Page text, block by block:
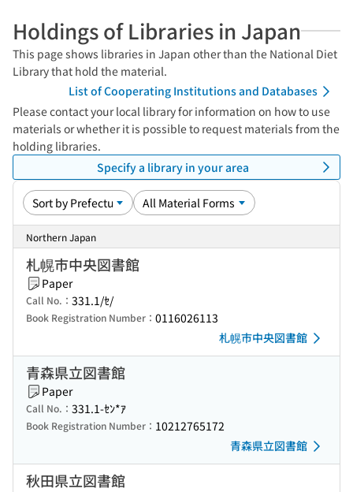
Holdings of Libraries in Japan
This page shows libraries in Japan other than the National Diet
Library that hold the material.
List of Cooperating Institutions and Databases
Please contact your local library for information on how to use
materials or whether it is possible to request materials from the
holding libraries.
Specify a library in your area
Northern Japan
札幌市中央図書館
Paper
Call No.： 331.1/ｾ/
Book Registration Number： 0116026113
札幌市中央図書館
青森県立図書館
Paper
Call No.： 331.1-ｾﾝ*ｱ
Book Registration Number： 10212765172
青森県立図書館
秋田県立図書館